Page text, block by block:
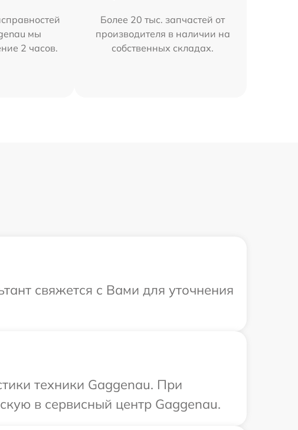
мы
2 часов.
Более 20 тыс. запчастей от
производителя в наличии на
собственных складах.
свяжется с Вами для уточнения
техники Gaggenau. При
в сервисный центр Gaggenau.